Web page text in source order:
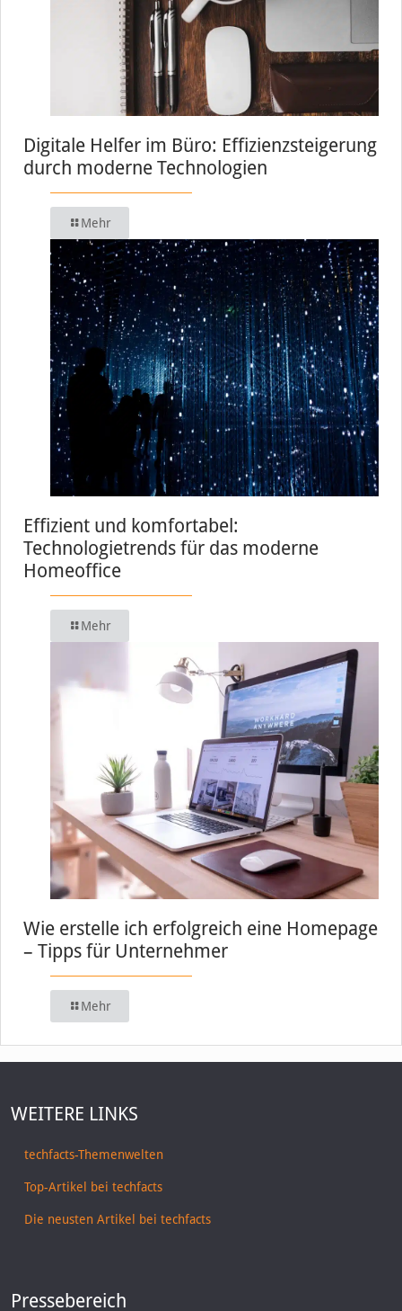
Digitale Helfer im Büro: Effizienzsteigerung
durch moderne Technologien
Mehr
Effizient und komfortabel:
Technologietrends für das moderne
Homeoffice
Mehr
Wie erstelle ich erfolgreich eine Homepage
– Tipps für Unternehmer
Mehr
WEITERE LINKS
techfacts-Themenwelten
Top-Artikel bei techfacts
Die neusten Artikel bei techfacts
Pressebereich